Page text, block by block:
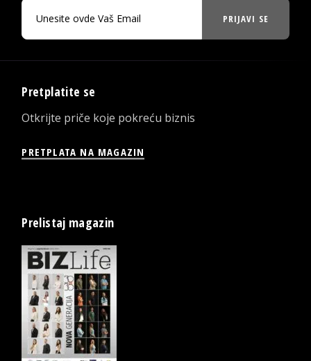
PRIJAVI SE
Pretplatite se
Otkrijte priče koje pokreću biznis
PRETPLATA NA MAGAZIN
Prelistaj magazin